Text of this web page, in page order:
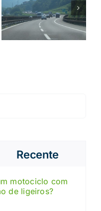
no carro:
como evitar
uma
Recente
motociclo com
de ligeiros?